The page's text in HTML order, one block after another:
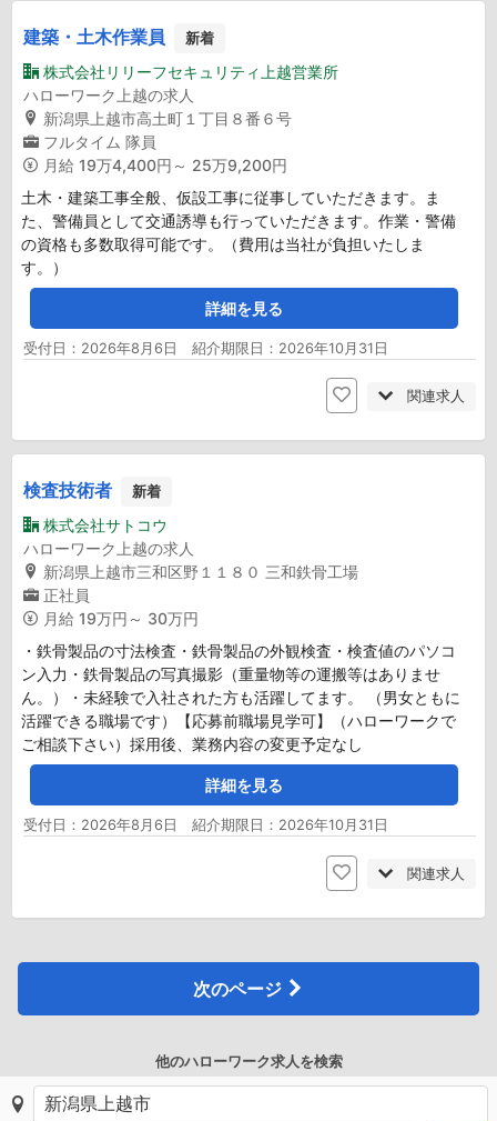
建築・土木作業員 新着
株式会社リリーフセキュリティ上越営業所
ハローワーク上越の求人
新潟県上越市高土町１丁目８番６号
フルタイム 隊員
月給 19万4,400円～ 25万9,200円
土木・建築工事全般、仮設工事に従事していただきます。ま
た、警備員として交通誘導も行っていただきます。作業・警備
の資格も多数取得可能です。（費用は当社が負担いたしま
す。）
詳細を見る
受付日：2026年8月6日 紹介期限日：2026年10月31日
関連求人
検査技術者 新着
株式会社サトコウ
ハローワーク上越の求人
新潟県上越市三和区野１１８０ 三和鉄骨工場
正社員
月給 19万円～ 30万円
・鉄骨製品の寸法検査・鉄骨製品の外観検査・検査値のパソコ
ン入力・鉄骨製品の写真撮影（重量物等の運搬等はありませ
ん。）・未経験で入社された方も活躍してます。 （男女ともに
活躍できる職場です）【応募前職場見学可】（ハローワークで
ご相談下さい）採用後、業務内容の変更予定なし
詳細を見る
受付日：2026年8月6日 紹介期限日：2026年10月31日
関連求人
次のページ
他のハローワーク求人を検索